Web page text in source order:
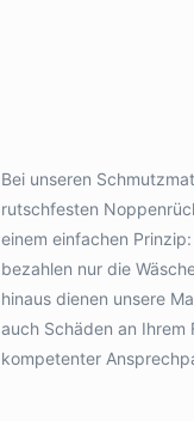
Bei unseren
rutschfesten
einem einfachen
bezahlen nur die
hinaus dienen unsere
auch Schäden an
kompetenter